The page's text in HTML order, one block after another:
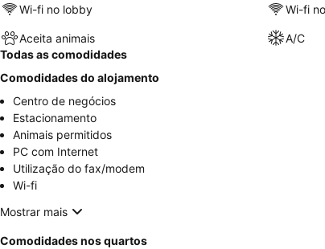
Wi-fi no lobby Wi-fi
Aceita animais
A/C
Todas as comodidades
Comodidades do alojamento
Centro de negócios
Estacionamento
Animais permitidos
PC com Internet
Utilização do fax/modem
Wi-fi
Mostrar mais
Comodidades nos quartos